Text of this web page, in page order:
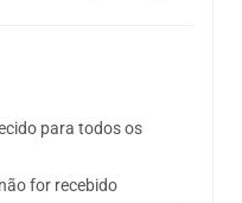
para todos os
for recebido